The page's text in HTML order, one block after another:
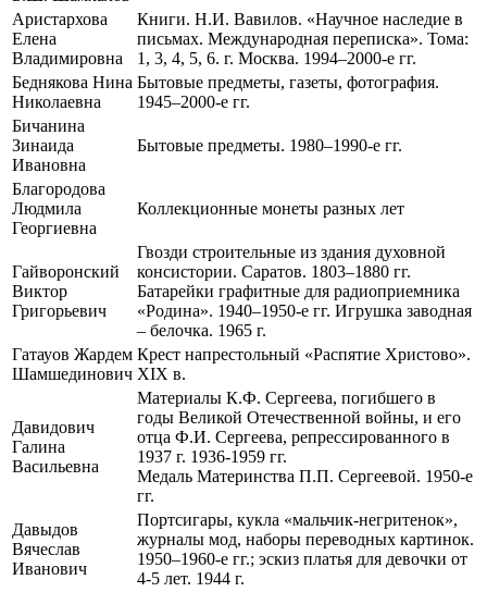
Аристархова
Елена
Владимировна
Книги. Н.И. Вавилов. «Научное наследие в
письмах. Международная переписка». Тома:
1, 3, 4, 5, 6. г. Москва. 1994–2000-е гг.
Беднякова Нина
Николаевна
Бытовые предметы, газеты, фотография.
1945–2000-е гг.
Бичанина
Зинаида
Ивановна
Бытовые предметы. 1980–1990-е гг.
Благородова
Людмила
Георгиевна
Коллекционные монеты разных лет
Гайворонский
Виктор
Григорьевич
Гвозди строительные из здания духовной
консистории. Саратов. 1803–1880 гг.
Батарейки графитные для радиоприемника
«Родина». 1940–1950-е гг. Игрушка заводная
– белочка. 1965 г.
Гатауов Жардем
Шамшединович
Крест напрестольный «Распятие Христово».
XIX в.
Давидович
Галина
Васильевна
Материалы К.Ф. Сергеева, погибшего в
годы Великой Отечественной войны, и его
отца Ф.И. Сергеева, репрессированного в
1937 г. 1936-1959 гг.
Медаль Материнства П.П. Сергеевой. 1950-е
гг.
Давыдов
Вячеслав
Иванович
Портсигары, кукла «мальчик-негритенок»,
журналы мод, наборы переводных картинок.
1950–1960-е гг.; эскиз платья для девочки от
4-5 лет. 1944 г.